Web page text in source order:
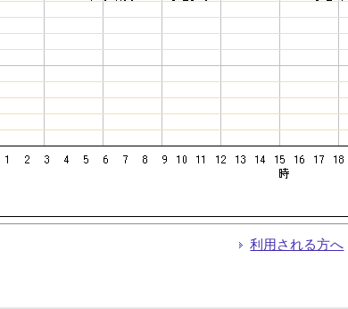
利用される方へ